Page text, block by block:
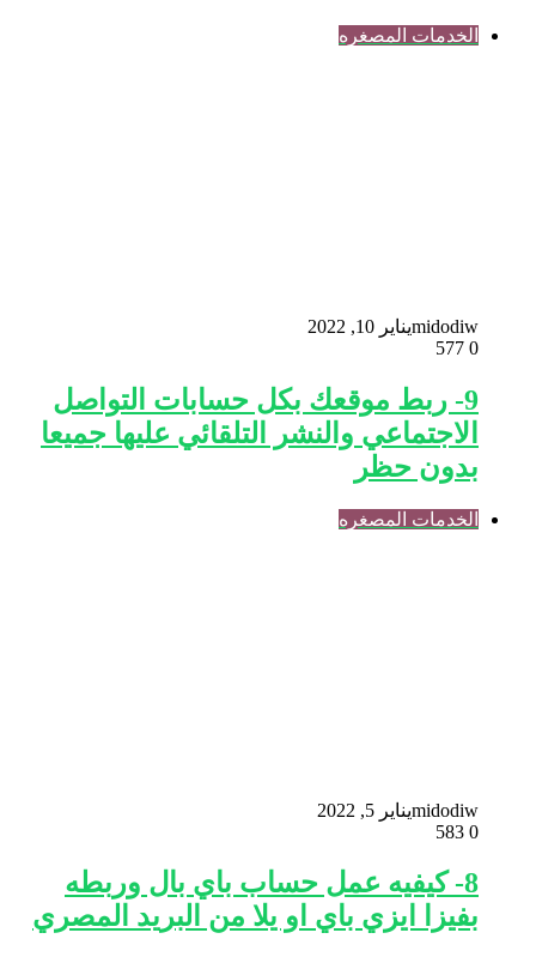
الخدمات المصغره
midodiwيناير 10, 2022
0
9- ربط موقعك بكل حسابات التواصل
الاجتماعي والنشر التلقائي عليها جميعا
بدون حظر
الخدمات المصغره
midodiwيناير 5, 2022
0
8- كيفيه عمل حساب باي بال وربطه
بفيزا ايزي باي او يلا من البريد المصري